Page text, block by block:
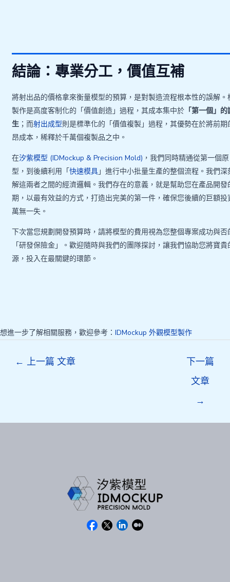
結論：專業分工，價值互補
將射出品的價格拿來衡量模型的預算，是對製造流程根本性的誤解。
製作是高度客制化的「價值創造」過程，其成本集中於 「第一個」的
生 ；而射出成型則是標準化的「價值複製」過程，其優勢在於將前期
昂成本，稀釋於千萬個複製品之中。
在汐紫模型 (IDMockup & Precision Mold) ，我們同時精通從第一個原
型，到後續利用「快速模具」進行中小批量生產的整個流程。我們深
解這兩者之間的經濟邏輯。我們存在的意義，就是幫助您在產品開發
期，以最有效益的方式，打造出完美的第一件，確保您後續的巨額投
萬無一失。
下次當您規劃開發預算時，請將模型的費用視為您整個專案成功與否
「研發保險金」。歡迎隨時與我們的團隊探討，讓我們協助您將寶貴
源，投入在最關鍵的環節。
想進一步了解相關服務，歡迎參考： IDMockup 外觀模型製作
← 上一篇 文章
下一篇
文章
→